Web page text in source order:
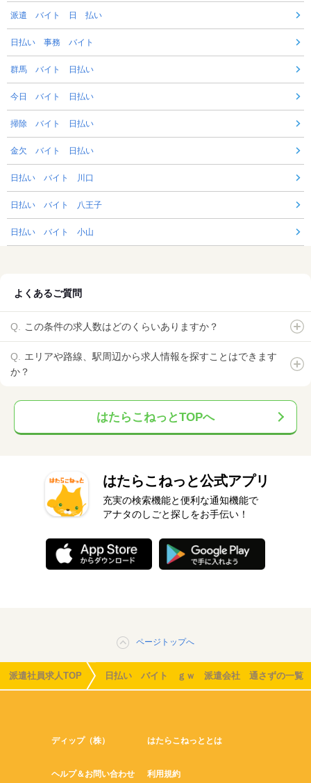
派遣 バイト 日 払い
日払い 事務 バイト
群馬 バイト 日払い
今日 バイト 日払い
掃除 バイト 日払い
金欠 バイト 日払い
日払い バイト 川口
日払い バイト 八王子
日払い バイト 小山
よくあるご質問
この条件の求人数はどのくらいありますか？
エリアや路線、駅周辺から求人情報を探すことはできます
か？
はたらこねっとTOPへ
はたらこねっと公式アプリ
充実の検索機能と便利な通知機能で
アナタのしごと探しをお手伝い！
ページトップへ
派遣社員求人TOP 日払い バイト ｇｗ 派遣会社 通さずの一覧
ディップ（株） はたらこねっととは
ヘルプ＆お問い合わせ 利用規約